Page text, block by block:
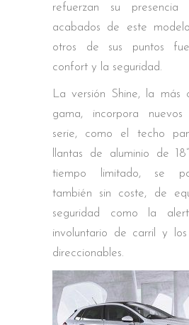
refuerzan su
acabados de este
otros de sus puntos
confort y la seguridad.
La versión Shine, la más
gama, incorpora
serie, como el techo
llantas de aluminio de
tiempo limitado, se
también sin coste, de
seguridad como la
involuntario de carril y
direccionables.